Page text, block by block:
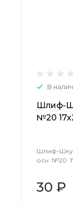
В
Шлиф-
№20
Шлиф-
осн №20
30 ₽